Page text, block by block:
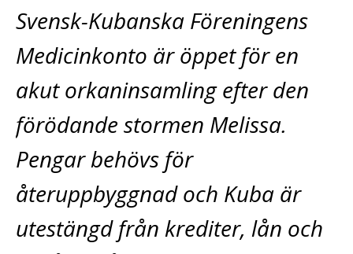
Svensk-Kubanska Föreningens
Medicinkonto är öppet för en
akut orkaninsamling­ efter den
förödande stormen Melissa.
Pengar behövs för
återuppbyggnad och Kuba är
utestängd från krediter, lån och